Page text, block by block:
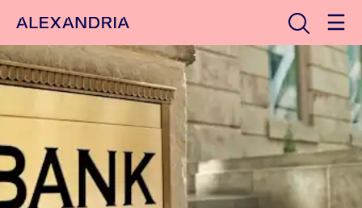
Etusivulle Avaa haku